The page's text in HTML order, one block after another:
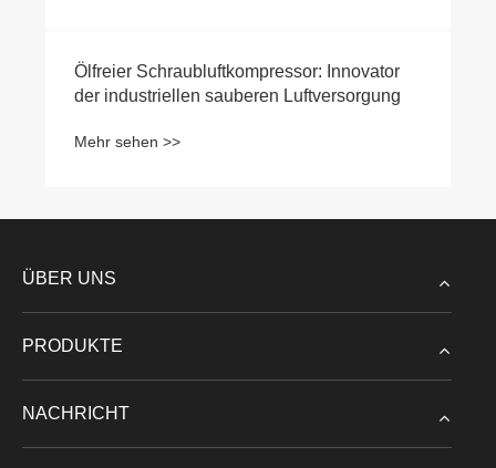
Ölfreier Schraubluftkompressor: Innovator
der industriellen sauberen Luftversorgung
Mehr sehen >>
ÜBER UNS
PRODUKTE
NACHRICHT